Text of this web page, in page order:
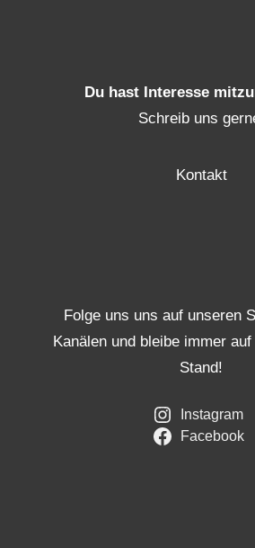
Du hast Interesse
Schreib uns
Kontakt
Folge uns uns auf unseren
Kanälen und bleibe immer
Stand!
Instagram
Facebook